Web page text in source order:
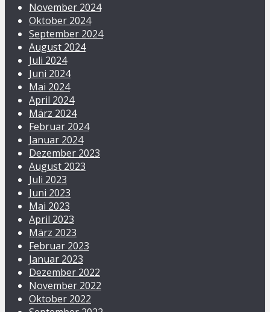
November 2024
Oktober 2024
September 2024
August 2024
Juli 2024
Juni 2024
Mai 2024
April 2024
März 2024
Februar 2024
Januar 2024
Dezember 2023
August 2023
Juli 2023
Juni 2023
Mai 2023
April 2023
März 2023
Februar 2023
Januar 2023
Dezember 2022
November 2022
Oktober 2022